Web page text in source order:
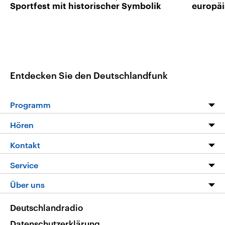
Sportfest mit historischer Symbolik
Entdecken Sie den Deutschlandfunk
Programm
Die Nachrichten
Nachrichtenleicht
Neue Beiträge auf dlf.de
Hören
Livestream
Podcasts
Deutschlandfunk App
Nachrichten App
Frequenzen
Kontakt
Service
FAQ
Veranstaltungen
Über uns
Deutschlandradio